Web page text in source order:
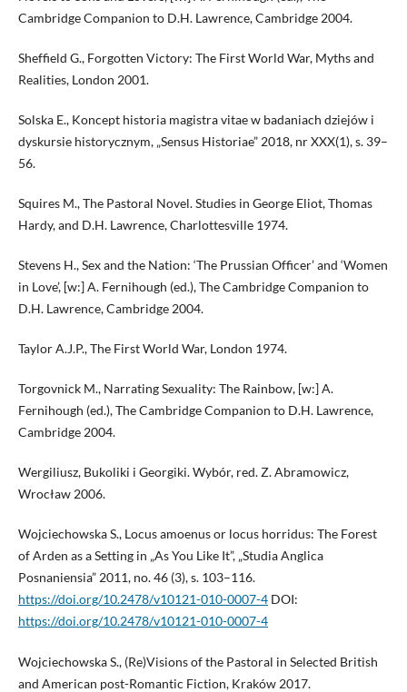
Cambridge Companion to D.H. Lawrence, Cambridge 2004.
Sheffield G., Forgotten Victory: The First World War, Myths and
Realities, London 2001.
Solska E., Koncept historia magistra vitae w badaniach dziejów i
dyskursie historycznym, „Sensus Historiae” 2018, nr XXX(1), s. 39–
56.
Squires M., The Pastoral Novel. Studies in George Eliot, Thomas
Hardy, and D.H. Lawrence, Charlottesville 1974.
Stevens H., Sex and the Nation: ‘The Prussian Officer’ and ‘Women
in Love’, [w:] A. Fernihough (ed.), The Cambridge Companion to
D.H. Lawrence, Cambridge 2004.
Taylor A.J.P., The First World War, London 1974.
Torgovnick M., Narrating Sexuality: The Rainbow, [w:] A.
Fernihough (ed.), The Cambridge Companion to D.H. Lawrence,
Cambridge 2004.
Wergiliusz, Bukoliki i Georgiki. Wybór, red. Z. Abramowicz,
Wrocław 2006.
Wojciechowska S., Locus amoenus or locus horridus: The Forest
of Arden as a Setting in „As You Like It”, „Studia Anglica
Posnaniensia” 2011, no. 46 (3), s. 103–116.
https://doi.org/10.2478/v10121-010-0007-4DOI:
https://doi.org/10.2478/v10121-010-0007-4
Wojciechowska S., (Re)Visions of the Pastoral in Selected British
and American post-Romantic Fiction, Kraków 2017.